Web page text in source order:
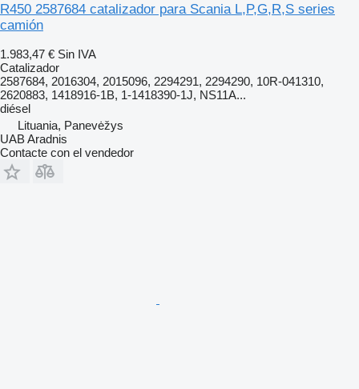
R450 2587684 catalizador para Scania L,P,G,R,S series
camión
1.983,47 € Sin IVA
Catalizador
2587684, 2016304, 2015096, 2294291, 2294290, 10R-041310,
2620883, 1418916-1B, 1-1418390-1J, NS11A...
diésel
Lituania, Panevėžys
UAB Aradnis
Contacte con el vendedor